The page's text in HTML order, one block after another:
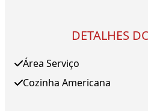
DETALHES
Área Serviço
Cozinha Americana